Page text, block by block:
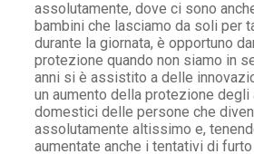
assolutamente, dove ci sono
bambini che lasciamo da soli per
durante la giornata, è opportuno
protezione quando non siamo in
anni si è assistito a delle
un aumento della protezione degli
domestici delle persone che
assolutamente altissimo e,
aumentate anche i tentativi di